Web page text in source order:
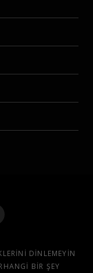
DINLEMEYIN
BIR ŞEY